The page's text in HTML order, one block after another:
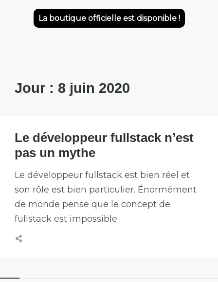
La boutique officielle est disponible !
Jour : 8 juin 2020
Le développeur fullstack n’est
pas un mythe
Le développeur fullstack est bien réel et
son rôle est bien particulier. Énormément
de monde pense que le concept de
fullstack est impossible.